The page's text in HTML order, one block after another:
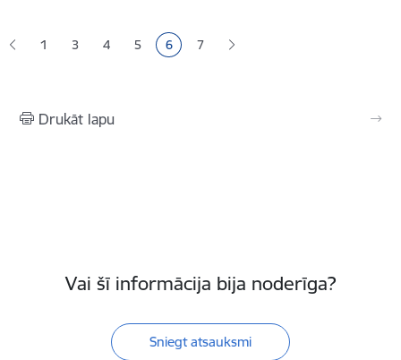
1 Lapa
3 Lapa
4 Lapa
5 Pašreizējā lapa
6 Lapa
7
Drukāt lapu
Vai šī informācija bija noderīga?
Sniegt atsauksmi